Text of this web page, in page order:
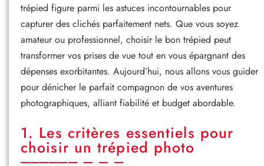
trépied figure parmi les astuces incontournables pour
capturer des clichés parfaitement nets. Que vous soyez
amateur ou professionnel, choisir le bon trépied peut
transformer vos prises de vue tout en vous épargnant des
dépenses exorbitantes. Aujourd’hui, nous allons vous guider
pour dénicher le parfait compagnon de vos aventures
photographiques, alliant fiabilité et budget abordable.
1. Les critères essentiels pour
choisir un trépied photo